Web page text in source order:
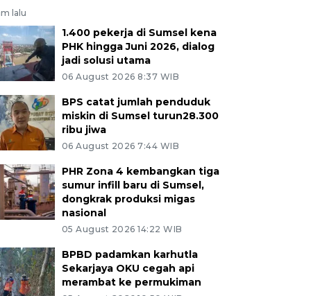
lalu
1.400 pekerja di Sumsel kena
PHK hingga Juni 2026, dialog
jadi solusi utama
06 August 2026 8:37 WIB
BPS catat jumlah penduduk
miskin di Sumsel turun28.300
ribu jiwa
06 August 2026 7:44 WIB
PHR Zona 4 kembangkan tiga
sumur infill baru di Sumsel,
dongkrak produksi migas
nasional
05 August 2026 14:22 WIB
BPBD padamkan karhutla
Sekarjaya OKU cegah api
merambat ke permukiman